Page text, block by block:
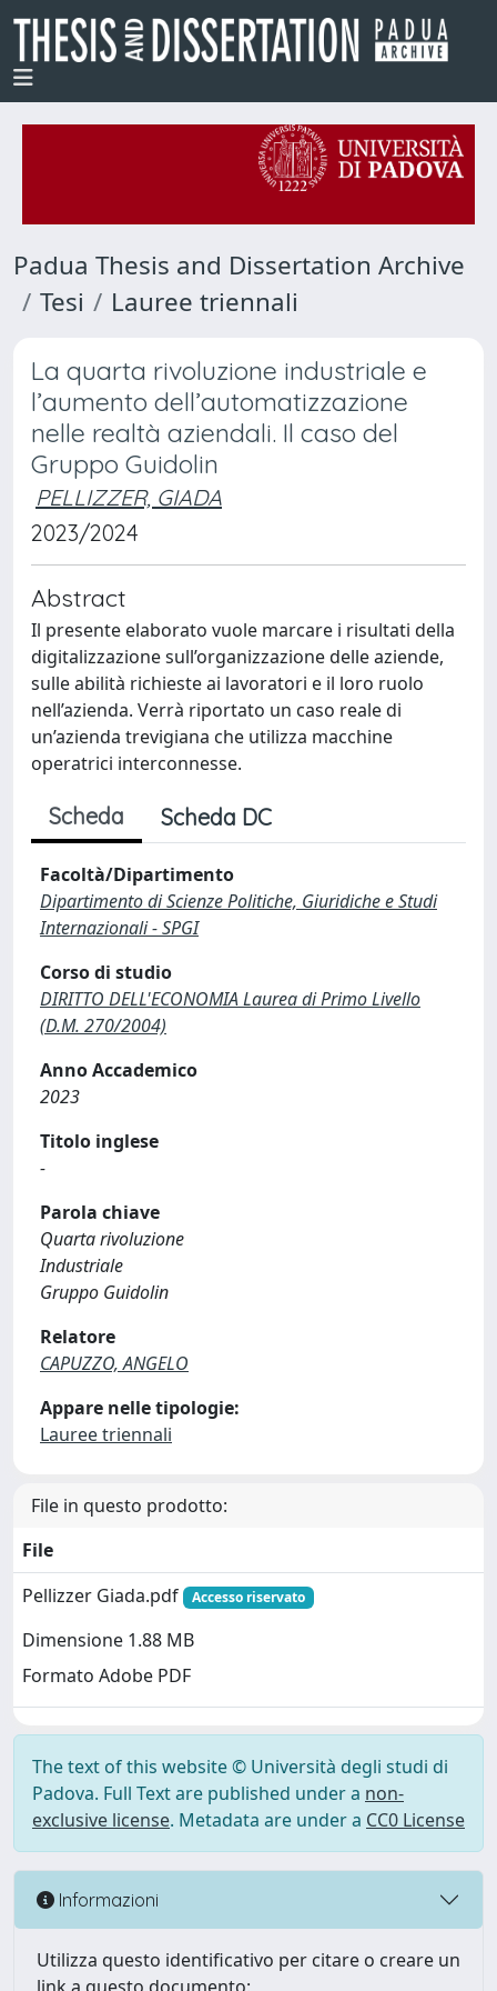
Padua Thesis and Dissertation Archive
Tesi
Lauree triennali
La quarta rivoluzione industriale e
l’aumento dell’automatizzazione
nelle realtà aziendali. Il caso del
Gruppo Guidolin
PELLIZZER, GIADA
2023/2024
Abstract
Il presente elaborato vuole marcare i risultati della
digitalizzazione sull’organizzazione delle aziende,
sulle abilità richieste ai lavoratori e il loro ruolo
nell’azienda. Verrà riportato un caso reale di
un’azienda trevigiana che utilizza macchine
operatrici interconnesse.
Scheda Scheda DC
Facoltà/Dipartimento
Dipartimento di Scienze Politiche, Giuridiche e Studi
Internazionali - SPGI
Corso di studio
DIRITTO DELL'ECONOMIA Laurea di Primo Livello
(D.M. 270/2004)
Anno Accademico
2023
Titolo inglese
-
Parola chiave
Quarta rivoluzione
Industriale
Gruppo Guidolin
Relatore
CAPUZZO, ANGELO
Appare nelle tipologie:
Lauree triennali
File in questo prodotto:
File
Pellizzer Giada.pdf
Accesso riservato
Dimensione 1.88 MB
Formato Adobe PDF
The text of this website © Università degli studi di
Padova. Full Text are published under a non-
exclusive license. Metadata are under a CC0 License
Informazioni
Utilizza questo identificativo per citare o creare un